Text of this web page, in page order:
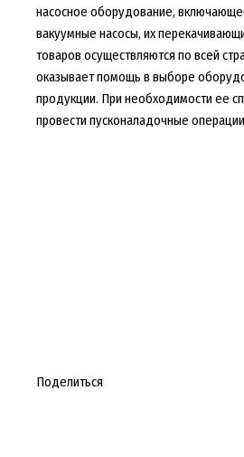
насосное оборудование,
вакуумные насосы, их
товаров осуществляются по всей
оказывает помощь в выборе
продукции. При необходимости ее
провести пусконаладочные
Поделиться